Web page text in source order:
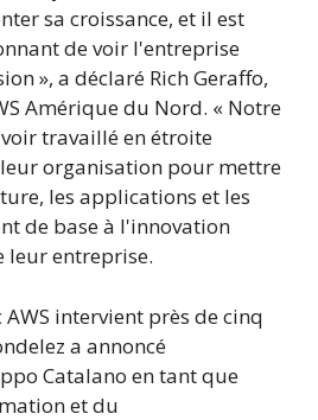
sa croissance, et il est
de voir l'entreprise
», a déclaré Rich Geraffo,
Amérique du Nord. « Notre
travaillé en étroite
organisation pour mettre
les applications et les
de base à l'innovation
leur entreprise.
intervient près de cinq
a annoncé
Catalano en tant que
et du